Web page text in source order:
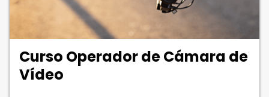
Curso Operador de Cámara de
Vídeo